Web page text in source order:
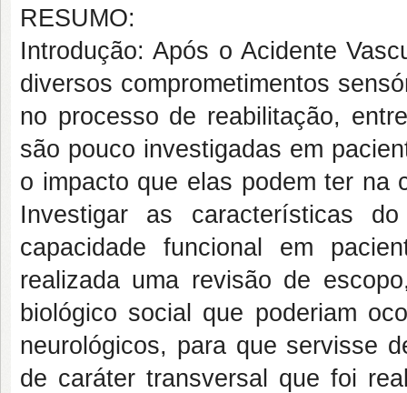
RESUMO:
Introdução: Após o Acidente
diversos comprometimentos
no processo de reabilitação,
são pouco investigadas em
o impacto que elas podem ter na
Investigar as características
capacidade funcional em
realizada uma revisão de
biológico social que poderiam
neurológicos, para que servisse
de caráter transversal que foi